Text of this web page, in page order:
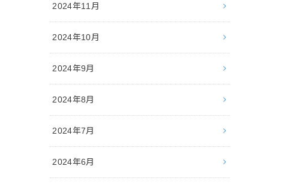
2024年11月
2024年10月
2024年9月
2024年8月
2024年7月
2024年6月